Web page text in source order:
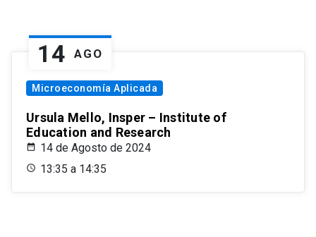
14 AGO
Microeconomía Aplicada
Ursula Mello, Insper – Institute of
Education and Research
14 de Agosto de 2024
13:35 a 14:35